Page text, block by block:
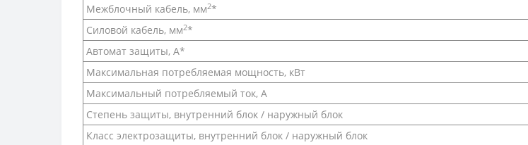
Межблочный кабель, мм2*
Силовой кабель, мм2*
Автомат защиты, А*
Максимальная потребляемая мощность, кВт
Максимальный потребляемый ток, А
Степень защиты, внутренний блок / наружный блок
Класс электрозащиты, внутренний блок / наружный блок